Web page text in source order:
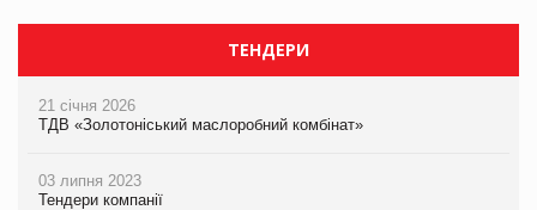
ТЕНДЕРИ
21 січня 2026
ТДВ «Золотоніський маслоробний комбінат»
03 липня 2023
Тендери компанії